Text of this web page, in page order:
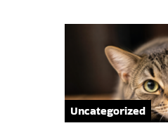
Uncategorized